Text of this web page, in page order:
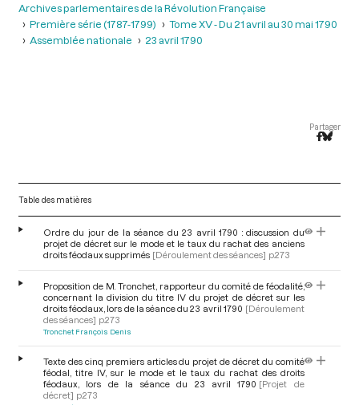
Archives parlementaires de la Révolution Française
Première série (1787-1799)
Tome XV - Du 21 avril au 30 mai 1790
Assemblée nationale
23 avril 1790
Partager
Table des matières
Ordre du jour de la séance du 23 avril 1790 : discussion du
projet de décret sur le mode et le taux du rachat des anciens
droits féodaux supprimés [Déroulement des séances] p.273
Proposition de M. Tronchet, rapporteur du comité de féodalité,
concernant la division du titre IV du projet de décret sur les
droits féodaux, lors de la séance du 23 avril 1790 [Déroulement
des séances] p.273
Tronchet François Denis
Texte des cinq premiers articles du projet de décret du comité
féodal, titre IV, sur le mode et le taux du rachat des droits
féodaux, lors de la séance du 23 avril 1790 [Projet de
décret] p.273